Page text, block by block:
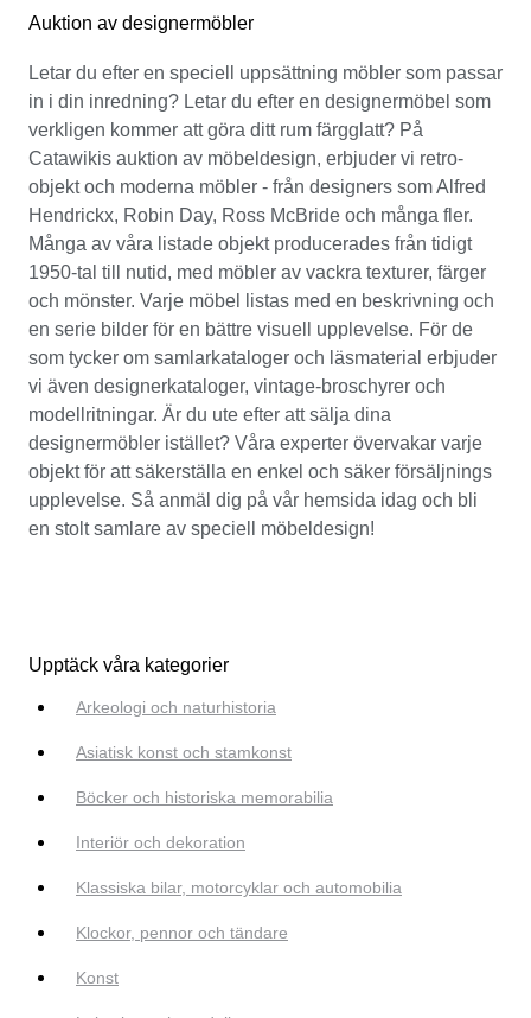
Auktion av designermöbler
Letar du efter en speciell uppsättning möbler som passar
in i din inredning? Letar du efter en designermöbel som
verkligen kommer att göra ditt rum färgglatt? På
Catawikis auktion av möbeldesign, erbjuder vi retro-
objekt och moderna möbler - från designers som Alfred
Hendrickx, Robin Day, Ross McBride och många fler.
Många av våra listade objekt producerades från tidigt
1950-tal till nutid, med möbler av vackra texturer, färger
och mönster. Varje möbel listas med en beskrivning och
en serie bilder för en bättre visuell upplevelse. För de
som tycker om samlarkataloger och läsmaterial erbjuder
vi även designerkataloger, vintage-broschyrer och
modellritningar. Är du ute efter att sälja dina
designermöbler istället? Våra experter övervakar varje
objekt för att säkerställa en enkel och säker försäljnings
upplevelse. Så anmäl dig på vår hemsida idag och bli
en stolt samlare av speciell möbeldesign!
Upptäck våra kategorier
Arkeologi och naturhistoria
Asiatisk konst och stamkonst
Böcker och historiska memorabilia
Interiör och dekoration
Klassiska bilar, motorcyklar och automobilia
Klockor, pennor och tändare
Konst